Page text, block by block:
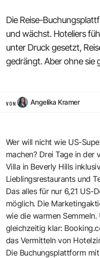
Die Reise-
und wächst. Hoteliers
unter Druck gesetzt,
gedrängt. Aber ohne sie
VON Angelika Kramer
Wer will nicht wie US-
machen? Drei Tage in
Villa in Beverly Hills
Lieblingsrestaurants und
Das alles für nur 6,21 US-
möglich. Die
wie die warmen
gleichzeitig klar:
das Vermitteln von
Die Buchungsplattform